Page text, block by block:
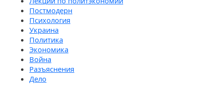
Постмодерн
Психология
Украина
Политика
Экономика
Война
Разъяснения
Дело